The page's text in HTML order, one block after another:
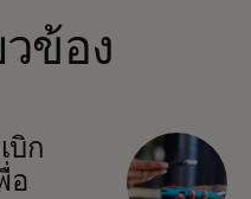
วข้อง
บิก
อ